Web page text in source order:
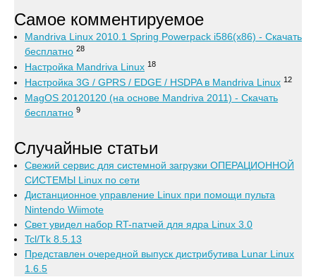
Самое комментируемое
Mandriva Linux 2010.1 Spring Powerpack i586(x86) - Скачать
бесплатно 28
Настройка Mandriva Linux 18
Настройка 3G / GPRS / EDGE / HSDPA в Mandriva Linux 12
MagOS 20120120 (на основе Mandriva 2011) - Скачать
бесплатно 9
Случайные статьи
Свежий сервис для системной загрузки ОПЕРАЦИОННОЙ
СИСТЕМЫ Linux по сети
Дистанционное управление Linux при помощи пульта
Nintendo Wiimote
Свет увидел набор RT-патчей для ядра Linux 3.0
Tcl/Tk 8.5.13
Представлен очередной выпуск дистрибутива Lunar Linux
1.6.5